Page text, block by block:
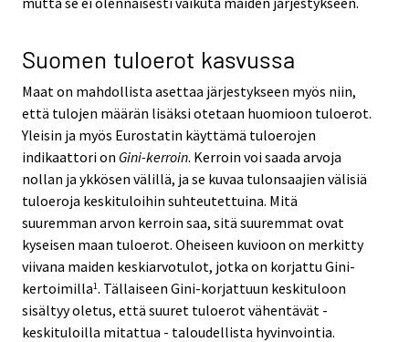
Suomen tuloerot kasvussa
Maat on mahdollista asettaa järjestykseen myös niin,
että tulojen määrän lisäksi otetaan huomioon tuloerot.
Yleisin ja myös Eurostatin käyttämä tuloerojen
indikaattori on Gini-kerroin. Kerroin voi saada arvoja
nollan ja ykkösen välillä, ja se kuvaa tulonsaajien välisiä
tuloeroja keskituloihin suhteutettuina. Mitä
suuremman arvon kerroin saa, sitä suuremmat ovat
kyseisen maan tuloerot. Oheiseen kuvioon on merkitty
viivana maiden keskiarvotulot, jotka on korjattu Gini-
kertoimilla1. Tällaiseen Gini-korjattuun keskituloon
sisältyy oletus, että suuret tuloerot vähentävät -
keskituloilla mitattua - taloudellista hyvinvointia.